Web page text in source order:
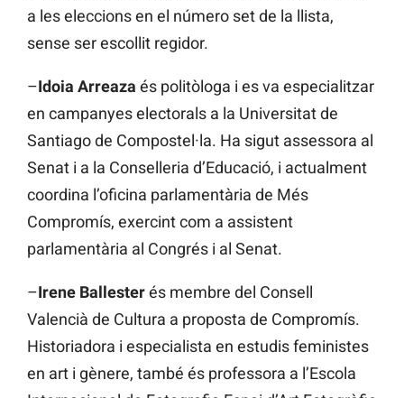
a les eleccions en el número set de la llista,
sense ser escollit regidor.
–Idoia Arreaza és politòloga i es va especialitzar
en campanyes electorals a la Universitat de
Santiago de Compostel·la. Ha sigut assessora al
Senat i a la Conselleria d’Educació, i actualment
coordina l’oficina parlamentària de Més
Compromís, exercint com a assistent
parlamentària al Congrés i al Senat.
–Irene Ballesterés membre del Consell
Valencià de Cultura a proposta de Compromís.
Historiadora i especialista en estudis feministes
en art i gènere, també és professora a l’Escola